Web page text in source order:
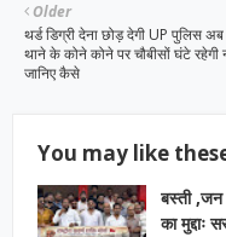
Older
थर्ड डिग्री देना छोड़ देगी UP पुलिस
थाने के कोने कोने पर चौबीसों घंटे रहेगी
जानिए कैसे
You may like
बस्ती ,जन
का मुद्दाः